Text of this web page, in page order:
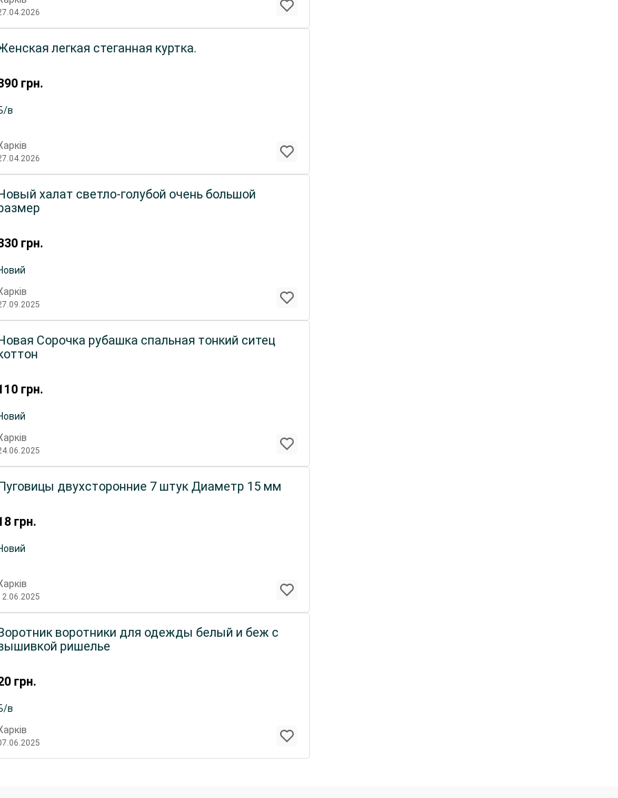
грн.
легкая стеганная куртка.
в
грн.
халат светло-голубой очень большой
грн.
Сорочка рубашка спальная тонкий ситец
грн.
двухсторонние 7 штук Диаметр 15 мм
грн.
воротники для одежды белый и беж с
ришелье
в